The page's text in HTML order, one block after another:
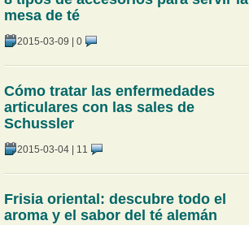
mesa de té
2015-03-09 | 0
Cómo tratar las enfermedades
articulares con las sales de
Schussler
2015-03-04| 11
Frisia oriental: descubre todo el
aroma y el sabor del té alemán